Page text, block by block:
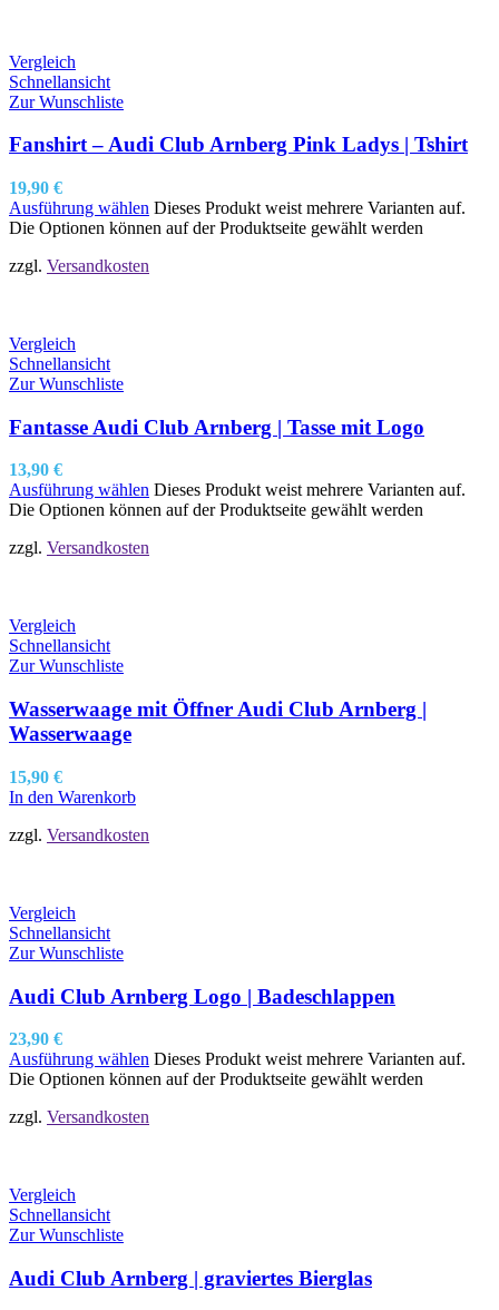
Vergleich
Schnellansicht
Zur Wunschliste
Fanshirt – Audi Club Arnberg Pink Ladys | Tshirt
19,90 €
Ausführung wählen Dieses Produkt weist mehrere Varianten auf.
Die Optionen können auf der Produktseite gewählt werden
zzgl. Versandkosten
Vergleich
Schnellansicht
Zur Wunschliste
Fantasse Audi Club Arnberg | Tasse mit Logo
13,90 €
Ausführung wählen Dieses Produkt weist mehrere Varianten auf.
Die Optionen können auf der Produktseite gewählt werden
zzgl. Versandkosten
Vergleich
Schnellansicht
Zur Wunschliste
Wasserwaage mit Öffner Audi Club Arnberg |
Wasserwaage
15,90 €
In den Warenkorb
zzgl. Versandkosten
Vergleich
Schnellansicht
Zur Wunschliste
Audi Club Arnberg Logo | Badeschlappen
23,90 €
Ausführung wählen Dieses Produkt weist mehrere Varianten auf.
Die Optionen können auf der Produktseite gewählt werden
zzgl. Versandkosten
Vergleich
Schnellansicht
Zur Wunschliste
Audi Club Arnberg | graviertes Bierglas